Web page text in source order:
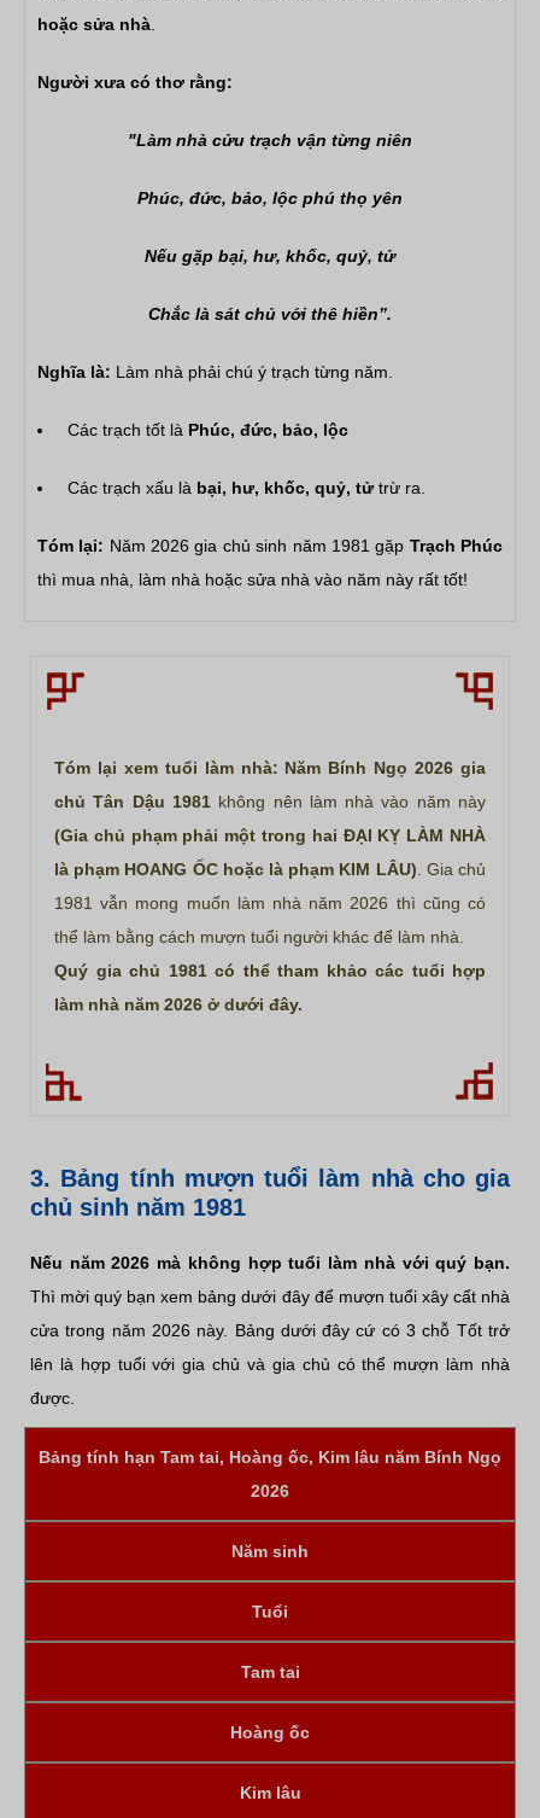
hoặc sửa nhà
Người xưa có thơ rằng:
"Làm nhà cửu trạch vận từng niên
Phúc, đức, bảo, lộc phú thọ yên
Nếu gặp bại, hư, khốc, quỷ, tử
Chắc là sát chủ với thê hiền”.
Nghĩa là: Làm nhà phải chú ý trạch từng năm.
Các trạch tốt là Phúc, đức, bảo, lộc
Các trạch xấu là bại, hư, khốc, quỷ, tửtrừ ra.
Tóm lại: Năm 2026 gia chủ sinh năm 1981 gặp Trạch Phúc
thì mua nhà, làm nhà hoặc sửa nhà vào năm này rất tốt!
Tóm lại xem tuổi làm nhà: Năm Bính Ngọ 2026 gia
chủ Tân Dậu 1981không nên làm nhà vào năm này
(Gia chủ phạm phải một trong hai ĐẠI KỴ LÀM NHÀ
là phạm HOANG ỐC hoặc là phạm KIM LÂU) . Gia chủ
1981 vẫn mong muốn làm nhà năm 2026 thì cũng có
thể làm bằng cách mượn tuổi người khác để làm nhà.
Quý gia chủ 1981 có thể tham khảo các tuổi hợp
làm nhà năm 2026 ở dưới đây.
3. Bảng tính mượn tuổi làm nhà cho gia
chủ sinh năm 1981
Nếu năm 2026 mà không hợp tuổi làm nhà với quý bạn.
Thì mời quý bạn xem bảng dưới đây để mượn tuổi xây cất nhà
cửa trong năm 2026 này. Bảng dưới đây cứ có 3 chỗ Tốt trở
lên là hợp tuổi với gia chủ và gia chủ có thể mượn làm nhà
được.
Bảng tính hạn Tam tai, Hoàng ốc, Kim lâu năm Bính Ngọ
2026
Năm sinh
Tuổi
Tam tai
Hoàng ốc
Kim lâu